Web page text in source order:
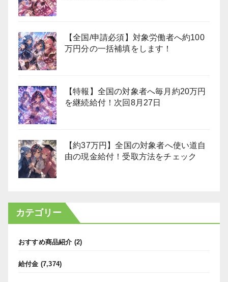
【全国/申請必須】対象労働者へ約100
万円分の一括補填をします！
【特報】全国の対象者へ毎月約20万円
を継続給付！次回8月27日
【約37万円】全国の対象者へ使い道自
由の現金給付！受取方法をチェック
カテゴリー
おすすめ商品紹介 (2)
給付金 (7,374)